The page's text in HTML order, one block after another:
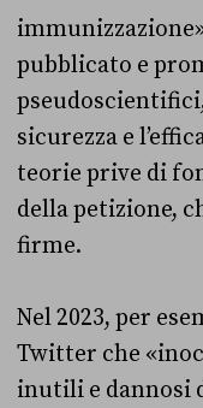
pubblicato e
sicurezza e
teorie prive di
della petizione,
firme.
Nel 2023, per
Twitter che
inutili e dannosi